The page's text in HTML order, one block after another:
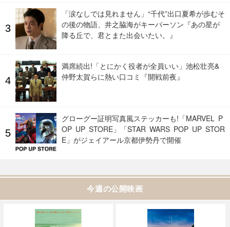
「涙なしでは見れません」“千代”出口夏希が歩むそ
の後の物語、井之脇海がキーパーソン『あの星が
降る丘で、君とまた出会いたい。』
満席続出!「とにかく役者が全員いい」池松壮亮&
仲野太賀らに熱い口コミ『開戦前夜』
グローグー証明写真風ステッカーも!「MARVEL P
OP UP STORE」「STAR WARS POP UP STOR
E」がジェイアール京都伊勢丹で開催
今週の公開映画